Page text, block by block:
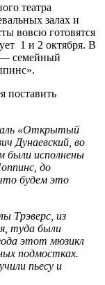
театра
залах и
вовсю готовятся
1 и 2 октября. В
— семейный
поставить
«Открытый
Дунаевский, во
были исполнены
до
будем это
Трэверс, из
туда были
этот мюзикл
подмостках.
пьесу и